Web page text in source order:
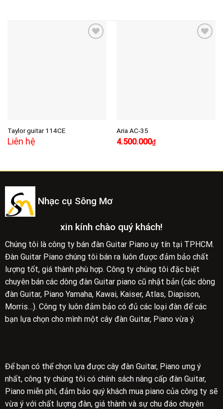
Taylor guitar 114CE
Liên hệ
Aria AC-35
Giá
4.500.000₫Giá
hiện
4.500.000₫.
Nhạc cụ Sông Mơ
xin kính chào quý khách!
Chúng tôi là công ty bán đàn Guitar Piano uy tín tại TPHCM.
Đàn Guitar Piano chúng tôi bán ra luôn được đảm bảo chất
lượng tốt, giá thành phù hợp. Công ty chúng tôi đặc biệt
chuyên bán các dòng đàn Guitar piano cũ nhật bản (các dòng
đàn Guitar, Piano Yamaha, Kawai, Kaiser, Atlas, Diapison,
Morris…). Công ty luôn đảm bảo có đủ các loại đàn để các
bạn lựa chọn cho mình một cây đàn Guitar, Piano vừa ý.
Để bạn có thể chọn lựa được cây đàn Guitar, Piano ưng ý
nhất, công ty chúng tôi có chính sách nâng cấp đàn Guitar,
Piano miễn phí, đảm bảo quý khách mua piano của công ty sẽ
vừa ý với chất lượng đàn, giá thành và sự chu đáo chuyên